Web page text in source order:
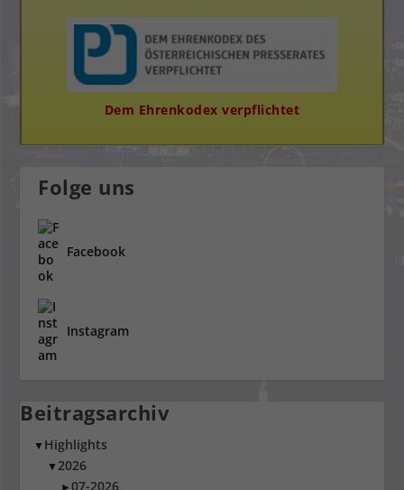
Dem Ehrenkodex verpflichtet
Folge uns
Facebook
Instagram
Beitragsarchiv
▼ Highlights
▼2026
►07-2026